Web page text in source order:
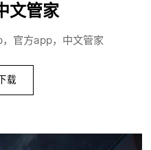
文管家
官方app，中文管家
载